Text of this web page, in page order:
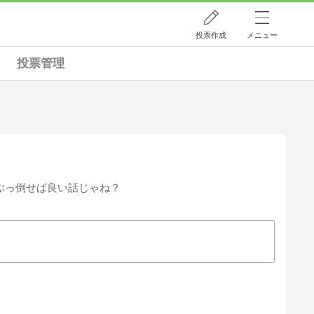
投票作成 メニュー
投票管理
倒せば良い話じゃね？